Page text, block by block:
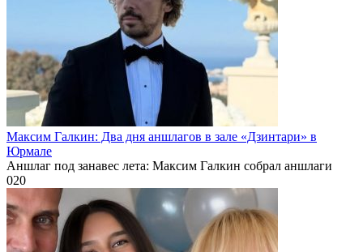
Максим Галкин: Два дня аншлагов в зале «Дзинтари» в
Юрмале
Аншлаг под занавес лета: Максим Галкин собрал аншлаги
020